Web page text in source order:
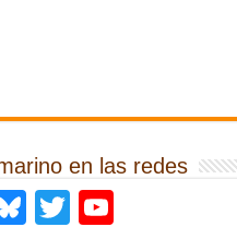
en las redes
Bluesky
Twitter